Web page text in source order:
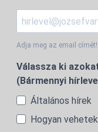
Adja meg az email címét!
Válassza ki
(Bármennyi
Általános hírek
Hogyan